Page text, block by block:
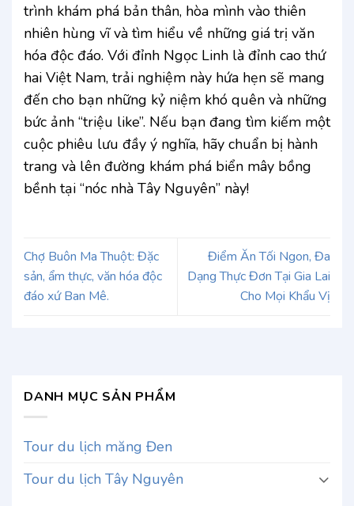
trình khám phá bản thân, hòa mình vào thiên
nhiên hùng vĩ và tìm hiểu về những giá trị văn
hóa độc đáo. Với đỉnh Ngọc Linh là đỉnh cao thứ
hai Việt Nam, trải nghiệm này hứa hẹn sẽ mang
đến cho bạn những kỷ niệm khó quên và những
bức ảnh “triệu like”. Nếu bạn đang tìm kiếm một
cuộc phiêu lưu đầy ý nghĩa, hãy chuẩn bị hành
trang và lên đường khám phá biển mây bồng
bềnh tại “nóc nhà Tây Nguyên” này!
Chợ Buôn Ma Thuột: Đặc
sản, ẩm thực, văn hóa độc
đáo xứ Ban Mê.
Điểm Ăn Tối Ngon, Đa
Dạng Thực Đơn Tại Gia Lai
Cho Mọi Khẩu Vị
DANH MỤC SẢN PHẨM
Tour du lịch măng Đen
Tour du lịch Tây Nguyên